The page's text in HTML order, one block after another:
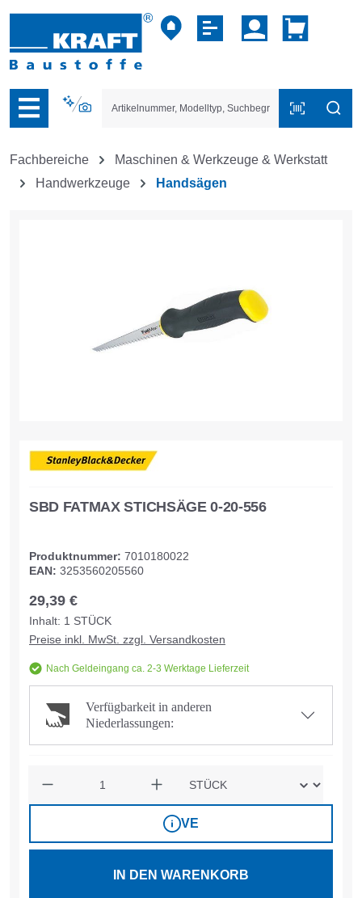
der B2B-Plattform springen
Fachbereiche
Maschinen & Werkzeuge & Werkstatt
Handwerkzeuge
Handsägen
SBD FATMAX STICHSÄGE 0-20-556
Produktnummer: 7010180022
EAN: 3253560205560
29,39 €
Inhalt: 1 STÜCK
Preise inkl. MwSt. zzgl. Versandkosten
Nach Geldeingang ca. 2-3 Werktage Lieferzeit
Verfügbarkeit in anderen
Niederlassungen:
VE
IN DEN WARENKORB